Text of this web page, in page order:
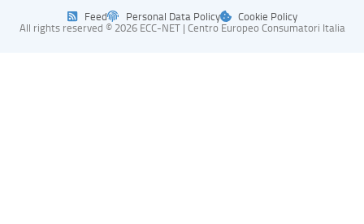
All rights reserved © 2026 ECC-NET | Centro Europeo Consumatori Italia
Feed Personal Data Policy Cookie Policy